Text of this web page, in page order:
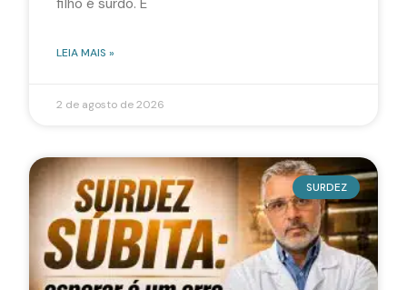
LEIA MAIS »
2 de agosto de 2026
SURDEZ